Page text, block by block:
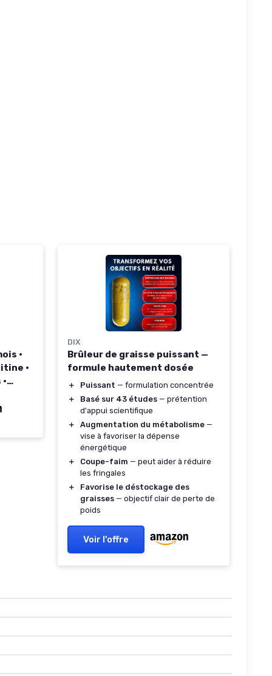
•
•
•
DIX
Brûleur de graisse puissant —
formule hautement dosée
＋ Puissant — formulation concentrée
＋
Basé sur 43 études — prétention
d'appui scientifique
＋
Augmentation du métabolisme —
vise à favoriser la dépense
énergétique
＋
Coupe-faim — peut aider à réduire
les fringales
＋
Favorise le déstockage des
graisses — objectif clair de perte de
poids
Voir l'offre